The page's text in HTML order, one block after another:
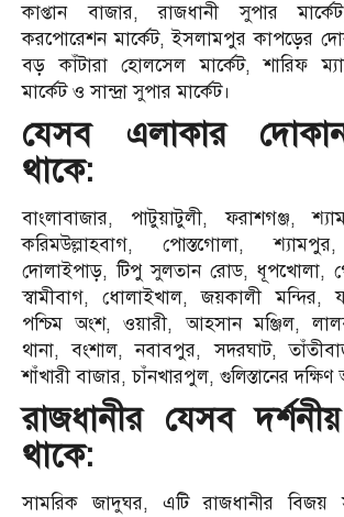
কাপ্তান বাজার, রাজধানী সুপার
করপোরেশন মার্কেট, ইসলামপুর কাপড়ের
বড় কাঁটারা হোলসেল মার্কেট, শারিফ
মার্কেট ও সান্দ্রা সুপার মার্কেট।
যেসব এলাকার
থাকে:
বাংলাবাজার, পাটুয়াটুলী, ফরাশগঞ্জ,
করিমউল্লাহবাগ, পোস্তগোলা, শ্যামপুর,
দোলাইপাড়, টিপু সুলতান রোড, ধূপখোলা,
স্বামীবাগ, ধোলাইখাল, জয়কালী মন্দির,
পশ্চিম অংশ, ওয়ারী, আহসান মঞ্জিল,
থানা, বংশাল, নবাবপুর, সদরঘাট,
শাঁখারী বাজার, চাঁনখারপুল, গুলিস্তানের দক্ষিণ
রাজধানীর যেসব
থাকে:
সামরিক জাদুঘর, এটি রাজধানীর বিজয়